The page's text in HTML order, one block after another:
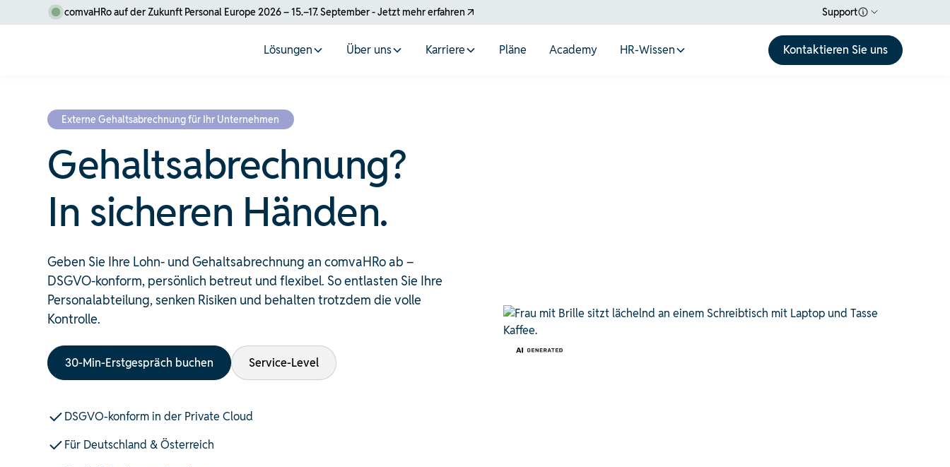
comvaHRo auf der Zukunft Personal Europe 2026 – 15.–17. September - Jetzt mehr erfahren Support
Lösungen Über uns Karriere Pläne Academy HR-Wissen Kontaktieren Sie uns
Externe Gehaltsabrechnung für Ihr Unternehmen
Gehaltsabrechnung?
In sicheren Händen.
Geben Sie Ihre Lohn- und Gehaltsabrechnung an comvaHRo ab –
DSGVO-konform, persönlich betreut und flexibel. So entlasten Sie Ihre
Personalabteilung, senken Risiken und behalten trotzdem die volle
Kontrolle.
30-Min-Erstgespräch buchen Service-Level
DSGVO-konform in der Private Cloud
Für Deutschland & Österreich